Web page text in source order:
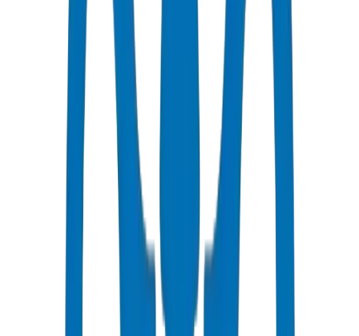
Un tuyau Crown UPVC de 6 m soumis à une variation de
température de 40°C (cycle nuit-jour du Golfe) se dilate de 14,4
mm. À une exposition de surface de 55°C en été de pointe, la
dilatation atteint 19,8 mm par longueur de 6 m — cela doit être
accommodé dans la conception des joints.
Température de ramollissement Vicat : 79°C selon BS EN 727. Aux
températures du sol du Golfe de 35°-40°C (profondeur
d'enfouissement de 600 mm), la marge Vicat est de 39°-44°C au-
dessus des conditions de service — offrant une confiance
structurelle pour les installations enterrées.
Facteur de déclassement à la température ambiante de pointe : 0,50.
À une exposition soutenue de 50°C, un tuyau PN16 ne conserve
que 8 bar de pression de service. Appliquez toujours ce
déclassement lors de la conception de parcours aériens ou enterrés
peu profondément dans les conditions estivales des EAU.